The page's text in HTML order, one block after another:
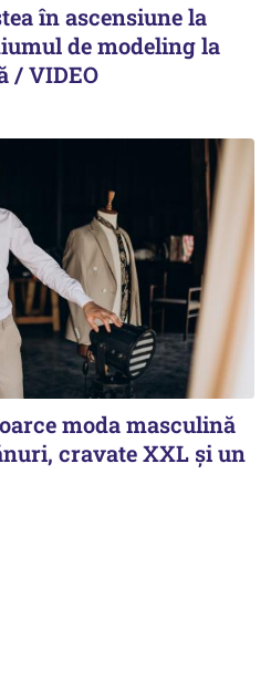
în ascensiune la
de modeling la
/ VIDEO
moda masculină
cravate XXL și un